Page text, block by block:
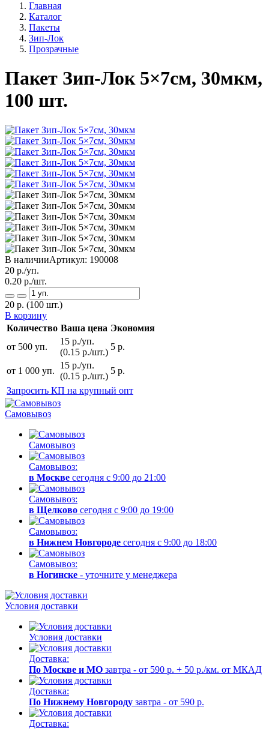
Главная
Каталог
Пакеты
Зип-Лок
Прозрачные
Пакет Зип-Лок 5×7см, 30мкм,
100 шт.
В наличииАртикул: 190008
20 р./уп.
0.20 р./шт.
20 р. (100 шт.)
В корзину
Количество Ваша цена Экономия
от 500 уп.
15 р./уп.
(0.15 р./шт.)
5 р.
от 1 000 уп.
15 р./уп.
(0.15 р./шт.)
5 р.
Запросить КП на крупный опт
Самовывоз
Самовывоз
Самовывоз:
в Москве сегодня с 9:00 до 21:00
Самовывоз:
в Щелково сегодня с 9:00 до 19:00
Самовывоз:
в Нижнем Новгороде сегодня с 9:00 до 18:00
Самовывоз:
в Ногинске - уточните у менеджера
Условия доставки
Условия доставки
Доставка:
По Москве и МО завтра - от 590 р. + 50 р./км. от МКАД
Доставка:
По Нижнему Новгороду завтра - от 590 р.
Доставка: